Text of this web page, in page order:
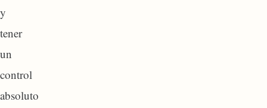
y
tener
un
control
absoluto